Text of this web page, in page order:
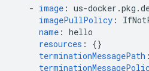
- image : us-
imagePullPolicy :
name : hello
resources :
{}
terminationMessagePath :